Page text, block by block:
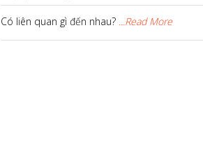
Có liên quan gì đến nhau? ...Read More